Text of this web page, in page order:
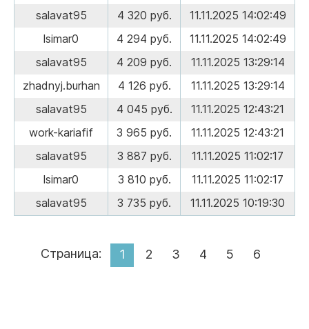
salavat95
4 320 руб.
11.11.2025 14:02:49
lsimar0
4 294 руб.
11.11.2025 14:02:49
salavat95
4 209 руб.
11.11.2025 13:29:14
zhadnyj.burhan
4 126 руб.
11.11.2025 13:29:14
salavat95
4 045 руб.
11.11.2025 12:43:21
work-kariafif
3 965 руб.
11.11.2025 12:43:21
salavat95
3 887 руб.
11.11.2025 11:02:17
lsimar0
3 810 руб.
11.11.2025 11:02:17
salavat95
3 735 руб. 11.11.2025 10:19:30
Страница: 1 2 3 4 5 6